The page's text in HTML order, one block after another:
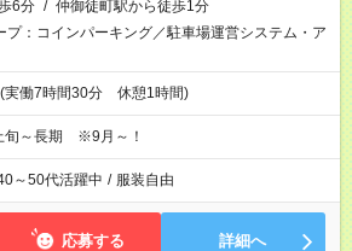
6分 / 仲御徒町駅から徒歩1分
プ：コインパーキング／駐車場運営システム・ア
実働7時間30分 休憩1時間)
旬～長期 ※9月～！
～50代活躍中 / 服装自由
応募する 詳細へ